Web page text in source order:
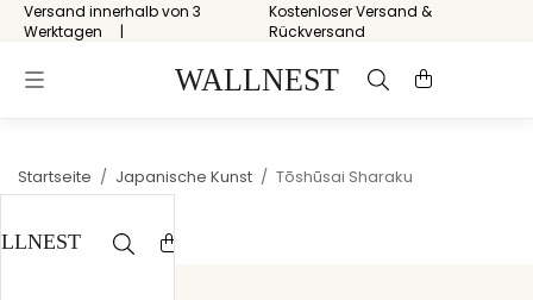
Versand innerhalb von 3
Werktagen
Kostenloser Versand &
Rückversand
Startseite / Japanische Kunst / Tōshūsai Sharaku